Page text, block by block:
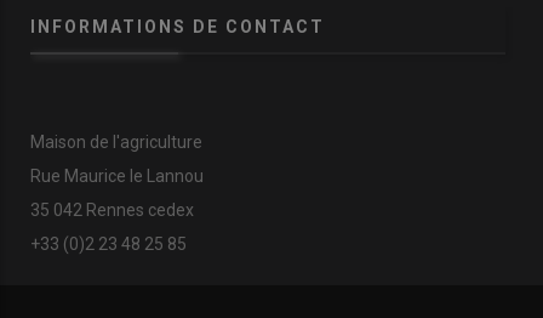
INFORMATIONS DE CONTACT
Maison de l'agriculture
Rue Maurice le Lannou
35 042 Rennes cedex
+33 (0)2 23 48 25 85